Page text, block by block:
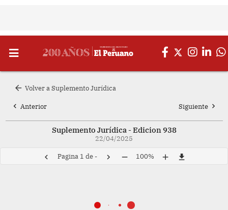
arrow_back Volver a Suplemento Jurídica
chevron_left Anterior Siguiente chevron_right
Suplemento Jurídica - Edicion 938
22/04/2025
chevron_left Pagina 1 de- chevron_right remove 100% add file_download